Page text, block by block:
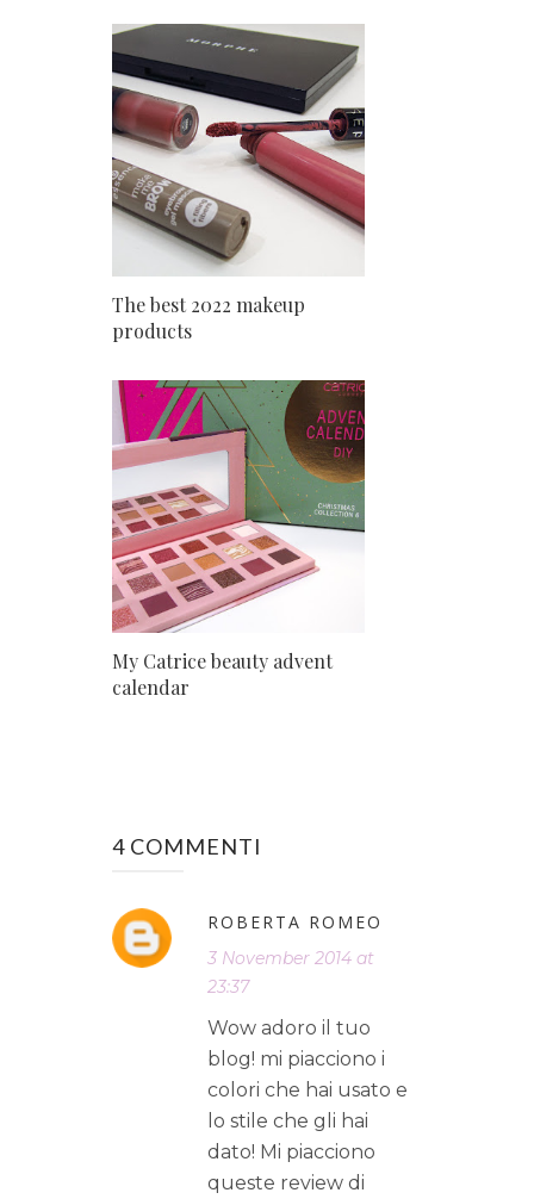
The best 2022 makeup
products
My Catrice beauty advent
calendar
4 COMMENTI
ROBERTA ROMEO
3 November 2014 at
23:37
Wow adoro il tuo
blog! mi piacciono i
colori che hai usato e
lo stile che gli hai
dato! Mi piacciono
queste review di